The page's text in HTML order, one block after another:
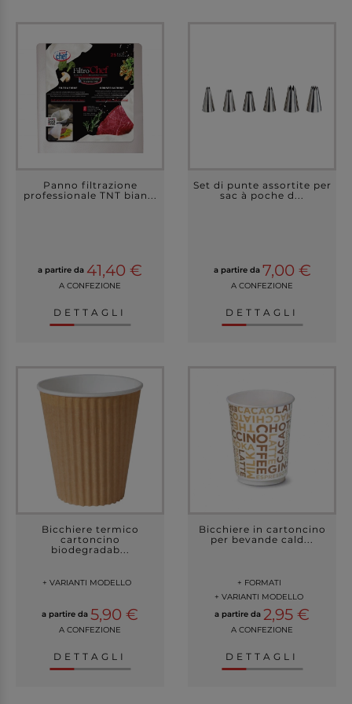
Panno filtrazione
professionale TNT bian...
a partire da 41,40 €
A CONFEZIONE
DETTAGLI
Set di punte assortite per
sac à poche d...
a partire da 7,00 €
A CONFEZIONE
DETTAGLI
Bicchiere termico
cartoncino
biodegradab...
+ VARIANTI MODELLO
a partire da 5,90 €
A CONFEZIONE
DETTAGLI
Bicchiere in cartoncino
per bevande cald...
+ FORMATI
+ VARIANTI MODELLO
a partire da 2,95 €
A CONFEZIONE
DETTAGLI